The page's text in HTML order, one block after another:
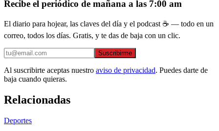
Recibe el periódico de mañana a las 7:00 am
El diario para hojear, las claves del día y el podcast ☕ — todo en un
correo, todos los días. Gratis, y te das de baja con un clic.
Suscribirme
Al suscribirte aceptas nuestro aviso de privacidad. Puedes darte de
baja cuando quieras.
Relacionadas
Deportes